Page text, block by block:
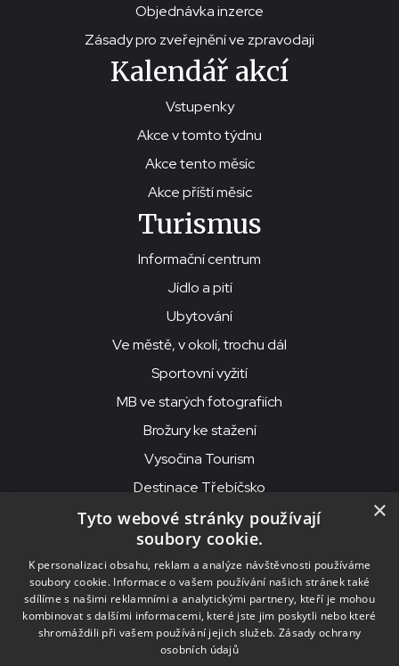
Objednávka inzerce
Zásady pro zveřejnění ve zpravodaji
Kalendář akcí
Vstupenky
Akce v tomto týdnu
Akce tento měsíc
Akce příští měsíc
Turismus
Informační centrum
Jídlo a pití
Ubytování
Ve městě, v okolí, trochu dál
Sportovní vyžití
MB ve starých fotografiích
Brožury ke stažení
Vysočina Tourism
Destinace Třebíčsko
© 2026MKS Beseda Mor. Budějovice
MKS Beseda, příspěvková organizace, Purcnerova 62, 676 02
Moravské Budějovice
IČO: 00091758, DIČ: CZ00091758, ID datové schránky: chjn2kd
×
Tyto webové stránky používají
soubory cookie.
K personalizaci obsahu, reklam a analýze návštěvnosti používáme
soubory cookie. Informace o vašem používání našich stránek také
sdílíme s našimi reklamními a analytickými partnery, kteří je mohou
kombinovat s dalšími informacemi, které jste jim poskytli nebo které
shromáždili při vašem používání jejich služeb. Zásady ochrany
osobních údajů